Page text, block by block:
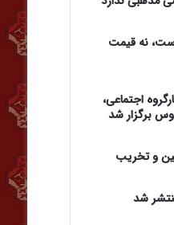
نه قیمت
اجتماعی،
برگزار شد
و تخریب
شد